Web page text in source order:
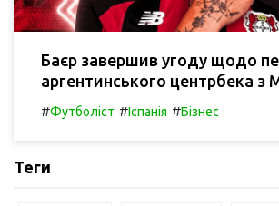
Баєр завершив угоду щодо
аргентинського центрбека з
#Футболіст #Іспанія #Бізнес
Теги